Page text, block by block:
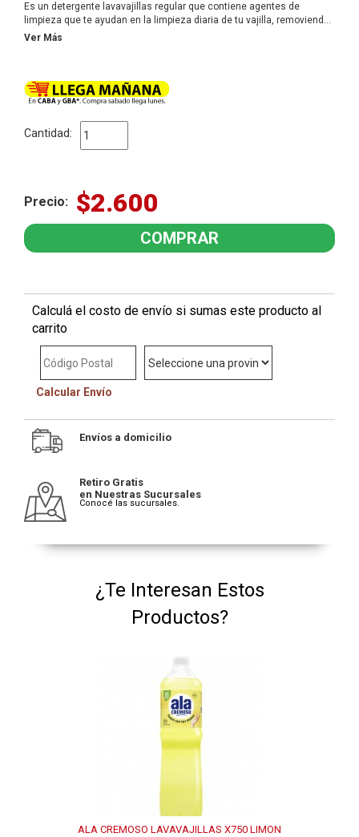
Es un detergente lavavajillas regular que contiene agentes de
limpieza que te ayudan en la limpieza diaria de tu vajilla, removiendo
la grasa y la suciedad, logrando un resultado brillante y un
Ver Más
Cantidad:
Precio: $2.600
Calculá el costo de envío si sumas este producto al
carrito
Calcular Envío
Envíos a domicilio
Retiro Gratis
en Nuestras Sucursales
Conocé las sucursales.
¿Te Interesan Estos
Productos?
ALA CREMOSO LAVAVAJILLAS X750 LIMON